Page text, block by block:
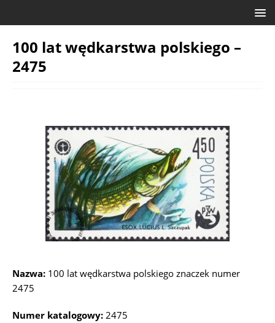
100 lat wędkarstwa polskiego –
2475
Nazwa: 100 lat wędkarstwa polskiego znaczek numer
2475
Numer katalogowy: 2475